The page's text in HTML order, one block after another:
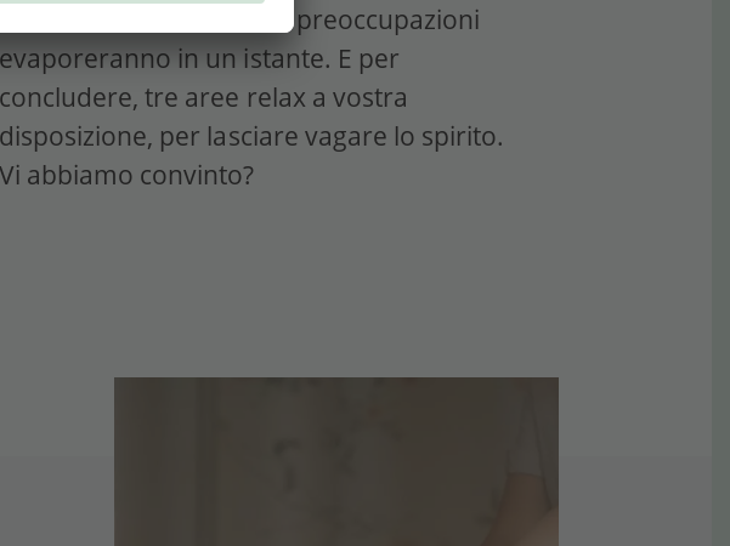
biosauna, dove le vostre preoccupazioni
evaporeranno in un istante. E per
concludere, tre aree relax a vostra
disposizione, per lasciare vagare lo spirito.
Vi abbiamo convinto?